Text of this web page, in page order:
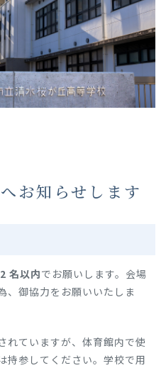
お知らせします
2 名以内でお願いします。会場
、御協力をお願いいたしま
ていますが、体育館内で使
持参してください。学校で用